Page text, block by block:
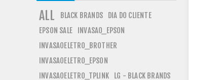
ALL BLACK BRANDS DIA DO CLIENTE
EPSON SALE INVASAO_EPSON
INVASAOELETRO_BROTHER
INVASAOELETRO_EPSON
INVASAOELETRO_TPLINK LG - BLACK BRANDS